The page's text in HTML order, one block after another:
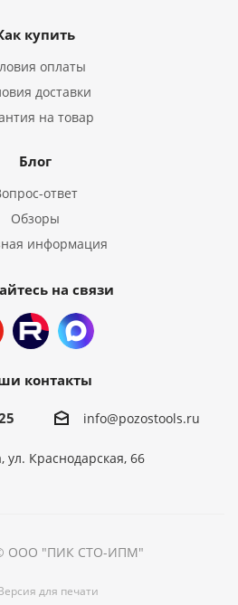
купить
оплаты
доставки
на товар
Блог
ответ
Обзоры
информация
на связи
контакты
info@pozostools.ru
ул. Краснодарская, 66
© ООО "ПИК СТО-ИПМ"
для печати